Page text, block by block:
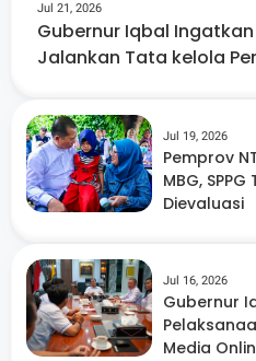
Jul 21, 2026
Gubernur Iqbal Ingatkan
Jalankan Tata kelola
Jul 19, 2026
Pemprov
MBG,
Dievaluasi
Jul 16, 2026
Gubernur
Media